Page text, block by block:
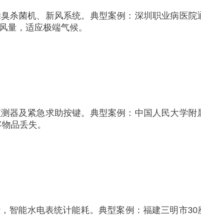
杀菌机、新风系统。典型案例：深圳职业病医
量，适应极端气候。
器及紧急求助按键。典型案例：中国人民大学
品丢失。
智能水电表统计能耗。典型案例：福建三明市